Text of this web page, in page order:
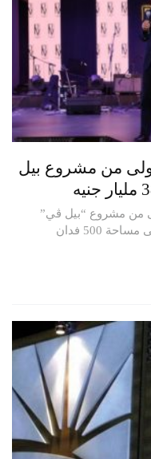
من مشروع بيل
من مشروع “بيل ڤي”
Belle Vie بمدينة الشيخ زايد الجديدة، على مساحة 500 فدان